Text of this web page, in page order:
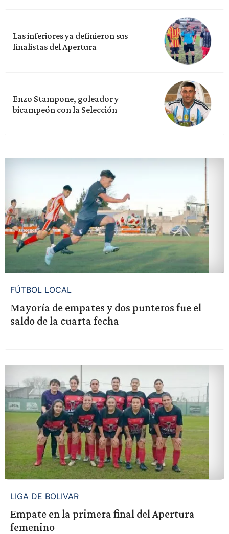
Las inferiores ya definieron sus
finalistas del Apertura
Enzo Stampone, goleador y
bicampeón con la Selección
FÚTBOL LOCAL
Mayoría de empates y dos punteros fue el
saldo de la cuarta fecha
LIGA DE BOLIVAR
Empate en la primera final del Apertura
femenino